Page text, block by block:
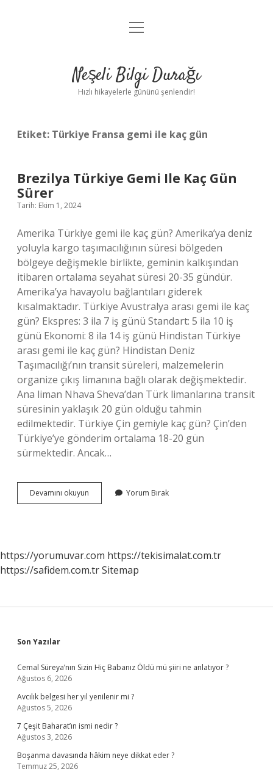
Anasayfa
Yasal Uyarı
menüyü
Neşeli Bilgi Durağı
Hızlı hikayelerle gününü şenlendir!
Etiket: Türkiye Fransa gemi ile kaç gün
Brezilya Türkiye Gemi Ile Kaç Gün
Sürer
Tarih: Ekim 1, 2024
Amerika Türkiye gemi ile kaç gün? Amerika’ya deniz
yoluyla kargo taşımacılığının süresi bölgeden
bölgeye değişmekle birlikte, geminin kalkışından
itibaren ortalama seyahat süresi 20-35 gündür.
Amerika’ya havayolu bağlantıları giderek
kısalmaktadır. Türkiye Avustralya arası gemi ile kaç
gün? Ekspres: 3 ila 7 iş günü Standart: 5 ila 10 iş
günü Ekonomi: 8 ila 14 iş günü Hindistan Türkiye
arası gemi ile kaç gün? Hindistan Deniz
Taşımacılığı’nın transit süreleri, malzemelerin
organize çıkış limanına bağlı olarak değişmektedir.
Ana liman Nhava Sheva’dan Türk limanlarına transit
süresinin yaklaşık 20 gün olduğu tahmin
edilmektedir. Türkiye Çin gemiyle kaç gün? Çin’den
Türkiye’ye gönderim ortalama 18-20 gün
sürmektedir. Ancak…
Devamını okuyun Brezilya
Türkiye
Sürer
Yorum Bırak
https://yorumuvar.com https://tekisimalat.com.tr
https://safidem.com.trSitemap
Sidebar
Son Yazılar
Cemal Süreya’nın Sizin Hiç Babanız Öldü mü şiiri ne anlatıyor ?
Ağustos 6, 2026
Avcılık belgesi her yıl yenilenir mi ?
Ağustos 5, 2026
7 Çeşit Baharat’ın ismi nedir ?
Ağustos 3, 2026
Boşanma davasında hâkim neye dikkat eder ?
Temmuz 25, 2026